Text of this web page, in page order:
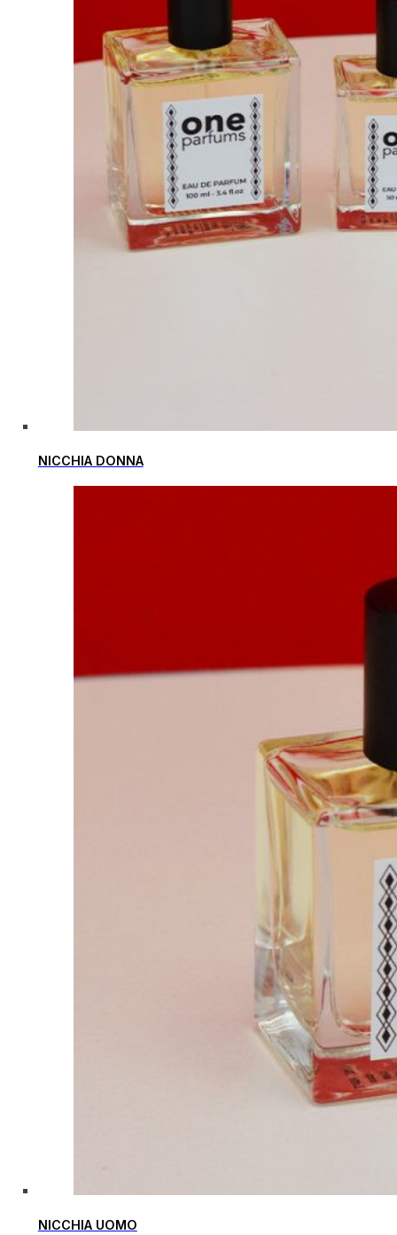
NICCHIA DONNA
NICCHIA UOMO